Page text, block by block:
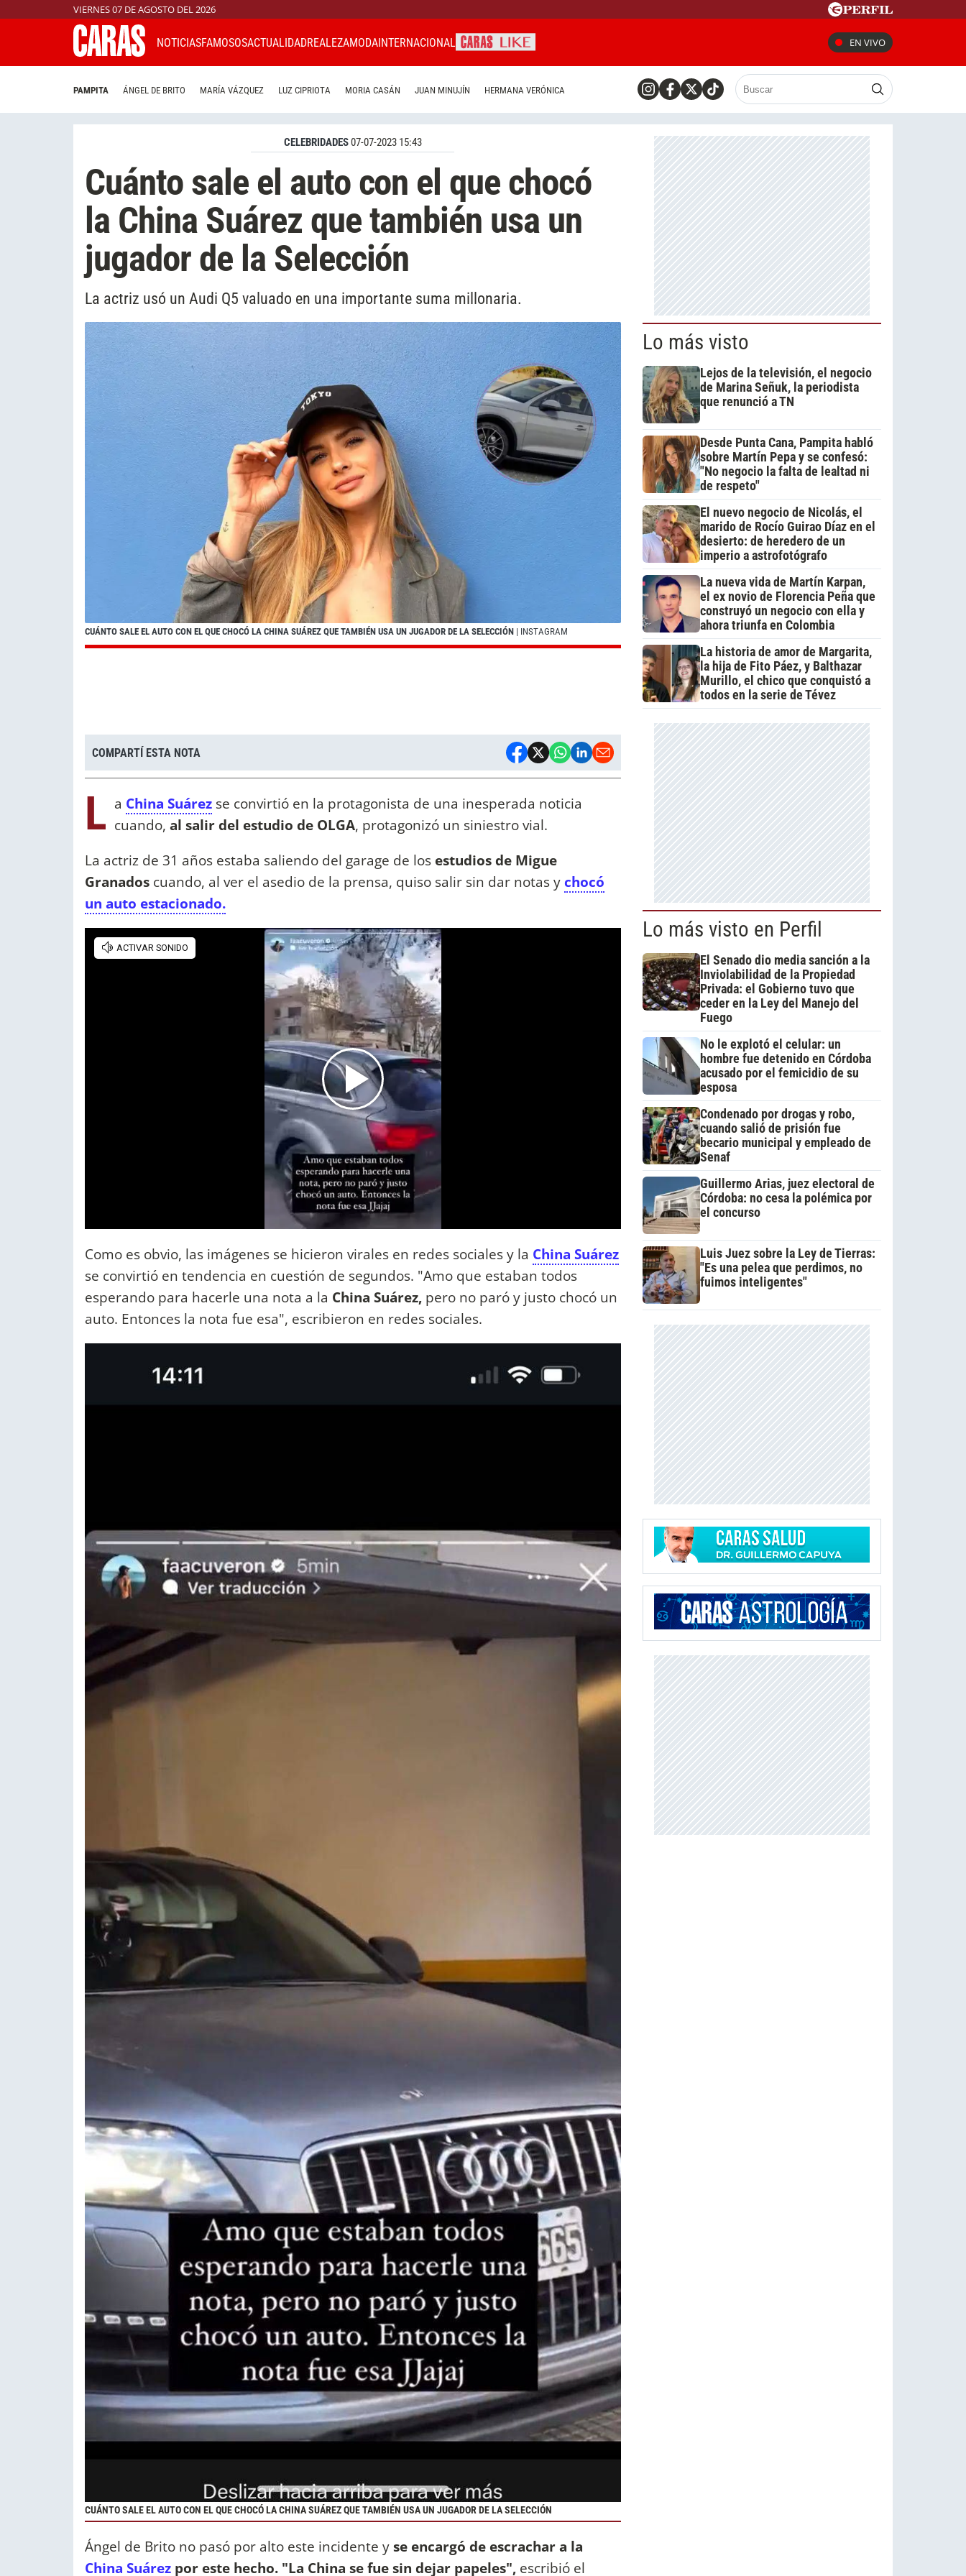
VIERNES 07 DE AGOSTO DEL 2026
NOTICIASFAMOSOSACTUALIDADREALEZAMODAINTERNACIONAL EN VIVO
PAMPITA ÁNGEL DE BRITO MARÍA VÁZQUEZ LUZ CIPRIOTA MORIA CASÁN JUAN MINUJÍN HERMANA VERÓNICA
CELEBRIDADES07-07-2023 15:43
Cuánto sale el auto con el que chocó
la China Suárez que también usa un
jugador de la Selección
La actriz usó un Audi Q5 valuado en una importante suma millonaria.
CUÁNTO SALE EL AUTO CON EL QUE CHOCÓ LA CHINA SUÁREZ QUE TAMBIÉN USA UN JUGADOR DE LA SELECCIÓN | INSTAGRAM
COMPARTÍ ESTA NOTA
L a China Suárez se convirtió en la protagonista de una inesperada noticia
cuando, al salir del estudio de OLGA, protagonizó un siniestro vial.
La actriz de 31 años estaba saliendo del garage de los estudios de Migue
Granados cuando, al ver el asedio de la prensa, quiso salir sin dar notas y chocó
un auto estacionado.
Como es obvio, las imágenes se hicieron virales en redes sociales y la China Suárez
se convirtió en tendencia en cuestión de segundos. "Amo que estaban todos
esperando para hacerle una nota a la China Suárez, pero no paró y justo chocó un
auto. Entonces la nota fue esa", escribieron en redes sociales.
CUÁNTO SALE EL AUTO CON EL QUE CHOCÓ LA CHINA SUÁREZ QUE TAMBIÉN USA UN JUGADOR DE LA SELECCIÓN
Ángel de Brito no pasó por alto este incidente yse encargó de escrachar a la
China Suárez por este hecho. "La China se fue sin dejar papeles", escribió el
Lo más visto
Lejos de la televisión, el negocio
de Marina Señuk, la periodista
que renunció a TN
Desde Punta Cana, Pampita habló
sobre Martín Pepa y se confesó:
"No negocio la falta de lealtad ni
de respeto"
El nuevo negocio de Nicolás, el
marido de Rocío Guirao Díaz en el
desierto: de heredero de un
imperio a astrofotógrafo
La nueva vida de Martín Karpan,
el ex novio de Florencia Peña que
construyó un negocio con ella y
ahora triunfa en Colombia
La historia de amor de Margarita,
la hija de Fito Páez, y Balthazar
Murillo, el chico que conquistó a
todos en la serie de Tévez
Lo más visto en Perfil
El Senado dio media sanción a la
Inviolabilidad de la Propiedad
Privada: el Gobierno tuvo que
ceder en la Ley del Manejo del
Fuego
No le explotó el celular: un
hombre fue detenido en Córdoba
acusado por el femicidio de su
esposa
Condenado por drogas y robo,
cuando salió de prisión fue
becario municipal y empleado de
Senaf
Guillermo Arias, juez electoral de
Córdoba: no cesa la polémica por
el concurso
Luis Juez sobre la Ley de Tierras:
"Es una pelea que perdimos, no
fuimos inteligentes"